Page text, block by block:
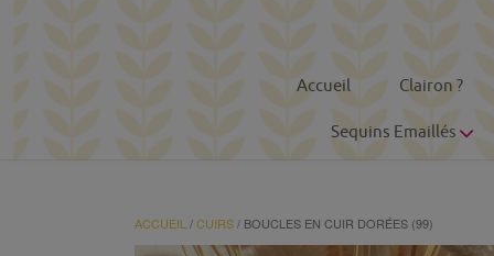
Accueil Clairon ?
Sequins Emaillés
ACCUEIL /CUIRS/ BOUCLES EN CUIR DORÉES (99)